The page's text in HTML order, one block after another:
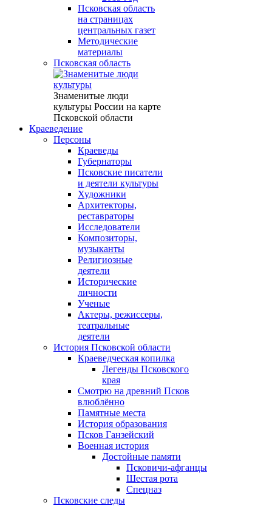
Псковская область
на страницах
центральных газет
Методические
материалы
Псковская область
Знаменитые люди
культуры России на карте
Псковской области
Краеведение
Персоны
Краеведы
Губернаторы
Псковские писатели
и деятели культуры
Художники
Архитекторы,
реставраторы
Исследователи
Композиторы,
музыканты
Религиозные
деятели
Исторические
личности
Ученые
Актеры, режиссеры,
театральные
деятели
История Псковской области
Краеведческая копилка
Легенды Псковского
края
Смотрю на древний Псков
влюблённо
Памятные места
История образования
Псков Ганзейский
Военная история
Достойные памяти
Псковичи-афганцы
Шестая рота
Спецназ
Псковские следы